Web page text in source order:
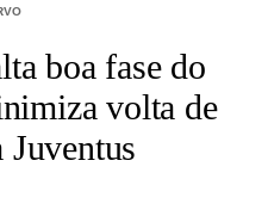
boa fase do
volta de